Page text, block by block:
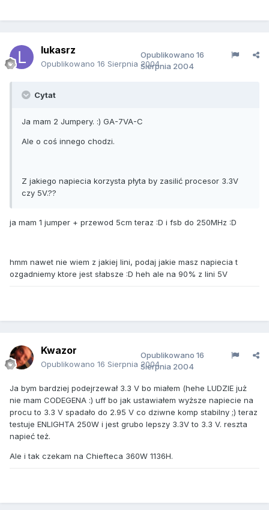
lukasrz
Opublikowano 16 Sierpnia 2004
Opublikowano 16
Sierpnia 2004
Cytat
Ja mam 2 Jumpery. :) GA-7VA-C
Ale o coś innego chodzi.
Z jakiego napiecia korzysta płyta by zasilić procesor 3.3V
czy 5V.??
ja mam 1 jumper + przewod 5cm teraz :D i fsb do 250MHz :D
hmm nawet nie wiem z jakiej lini, podaj jakie masz napiecia t
ozgadniemy ktore jest słabsze :D heh ale na 90% z lini 5V
Kwazor
Opublikowano 16 Sierpnia 2004
Opublikowano 16
Sierpnia 2004
Ja bym bardziej podejrzewał 3.3 V bo miałem (hehe LUDZIE już
nie mam CODEGENA :) uff bo jak ustawiałem wyższe napiecie na
procu to 3.3 V spadało do 2.95 V co dziwne komp stabilny ;) teraz
testuje ENLIGHTA 250W i jest grubo lepszy 3.3V to 3.3 V. reszta
napieć też.
Ale i tak czekam na Chiefteca 360W 1136H.